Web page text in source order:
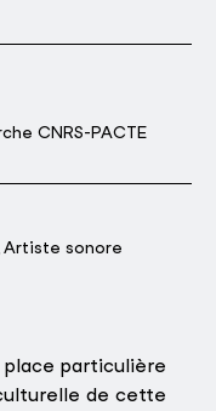
CNRS-PACTE
Artiste sonore
particulière
de cette